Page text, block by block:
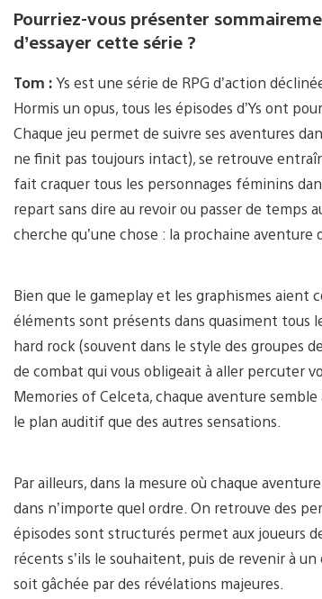
Pourriez-vous présenter
d’essayer cette série ?
Tom :Ys est une série de RPG d’action
Hormis un opus, tous les épisodes d’Ys ont
Chaque jeu permet de suivre ses aventures
ne finit pas toujours intact), se retrouve
fait craquer tous les personnages féminins
repart sans dire au revoir ou passer de temps
cherche qu’une chose : la prochaine aventure
Bien que le gameplay et les graphismes aient
éléments sont présents dans quasiment tous
hard rock (souvent dans le style des groupes
de combat qui vous obligeait à aller percuter
Memories of Celceta, chaque aventure
le plan auditif que des autres sensations.
Par ailleurs, dans la mesure où chaque
dans n’importe quel ordre. On retrouve des
épisodes sont structurés permet aux joueurs
récents s’ils le souhaitent, puis de revenir à
soit gâchée par des révélations majeures.